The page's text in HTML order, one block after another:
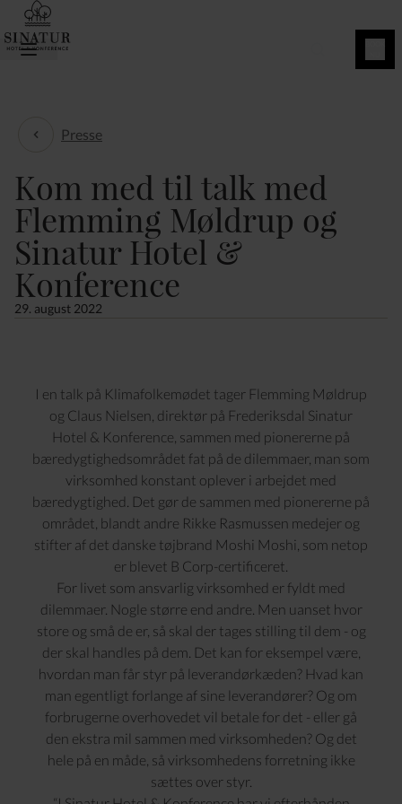
Presse
Presse
Kom med til talk med
Flemming Møldrup og
Sinatur Hotel &
Konference
29. august 2022
I en talk på Klimafolkemødet tager Flemming Møldrup
og Claus Nielsen, direktør på Frederiksdal Sinatur
Hotel & Konference, sammen med pionererne på
bæredygtighedsområdet fat på de dilemmaer, man som
virksomhed konstant oplever i arbejdet med
bæredygtighed. Det gør de sammen med pionererne på
området, blandt andre Rikke Rasmussen medejer og
stifter af det danske tøjbrand Moshi Moshi, som netop
er blevet B Corp-certificeret.
For livet som ansvarlig virksomhed er fyldt med
dilemmaer. Nogle større end andre. Men uanset hvor
store og små de er, så skal der tages stilling til dem - og
der skal handles på dem. Det kan for eksempel være,
hvordan man får styr på leverandørkæden? Hvad kan
man egentligt forlange af sine leverandører? Og om
forbrugerne overhovedet vil betale for det - eller gå
den ekstra mil sammen med virksomheden? Og det
hele på en måde, så virksomhedens forretning ikke
sættes over styr.